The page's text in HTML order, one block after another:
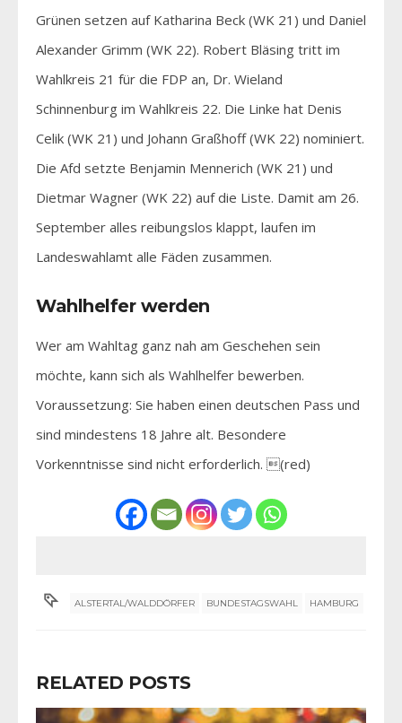
Grünen setzen auf Katharina Beck (WK 21) und Daniel
Alexander Grimm (WK 22). Robert Bläsing tritt im
Wahlkreis 21 für die FDP an, Dr. Wieland
Schinnenburg im Wahlkreis 22. Die Linke hat Denis
Celik (WK 21) und Johann Graßhoff (WK 22) nominiert.
Die Afd setzte Benjamin Mennerich (WK 21) und
Dietmar Wagner (WK 22) auf die Liste. Damit am 26.
September alles reibungslos klappt, laufen im
Landeswahlamt alle Fäden zusammen.
Wahlhelfer werden
Wer am Wahltag ganz nah am Geschehen sein
möchte, kann sich als Wahlhelfer bewerben.
Voraussetzung: Sie haben einen deutschen Pass und
sind mindestens 18 Jahre alt. Besondere
Vorkenntnisse sind nicht erforderlich. (red)
ALSTERTAL/WALDDÖRFER BUNDESTAGSWAHL HAMBURG
RELATED POSTS